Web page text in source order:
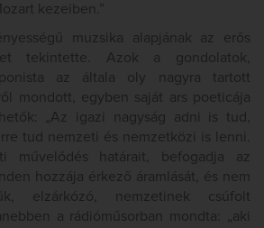
kezeiben.”
muzsika alapjának az erős
tekintette. Azok a gondolatok,
az általa oly nagyra tartott
mondott, egyben saját ars poeticája
„Az igazi nagyság adni is tud,
tud nemzeti és nemzetközi is lenni.
művelődés határait, befogadja az
hozzája érkező áramlását, és nem
elzárkózó, nemzetinek csúfolt
a rádióműsorban mondta: „aki